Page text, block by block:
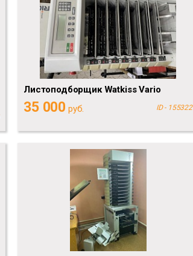
Листоподборщик Watkiss Vario
35 000 руб. ID - 155322